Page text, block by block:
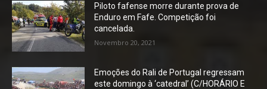
Piloto fafense morre durante prova de
Enduro em Fafe. Competição foi
cancelada.
Novembro 20, 2021
Emoções do Rali de Portugal regressam
este domingo à ‘catedral’ (C/HORÁRIO E